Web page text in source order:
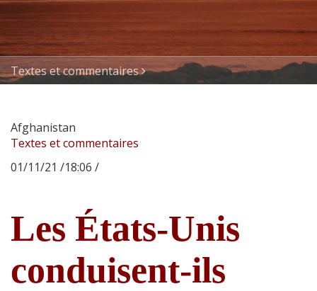
Textes et commentaires
Afghanistan
Textes et commentaires
01/11/21 /18:06 /
Les États-Unis
conduisent-ils